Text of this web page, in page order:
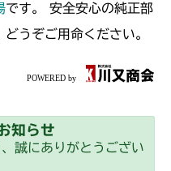
アクスル
です。 安全安心の純正部
うぞご用命ください。
知らせ
誠にありがとうござい